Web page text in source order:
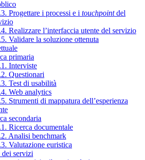
Progettare i processi e i touchpointdel
Realizzare l’interfaccia utente del servizio
Validare la soluzione ottenuta
primaria
Interviste
Questionari
Test di usabilità
Web analytics
Strumenti di mappatura dell’esperienza
secondaria
Ricerca documentale
Analisi benchmark
Valutazione euristica
dei servizi